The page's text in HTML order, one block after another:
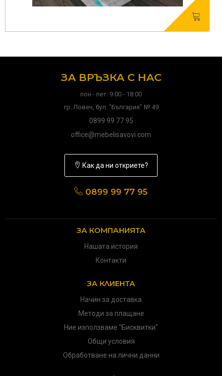
ЗА ВРЪЗКА С НАС
пон - пет: 9:00 - 18:00
гр. Ловеч, бул. "България" № 49
0899 99 77 95
office@mebelisavovi.com
Как да ни откриете?
0899 99 77 95
ЗА КОМПАНИЯТА
Нашата история
Контакти
ЗА КЛИЕНТА
Начин за доставка
Методи за плащане
Ние използваме "Бисквитки"
Общи условия
Обработване на лични данни